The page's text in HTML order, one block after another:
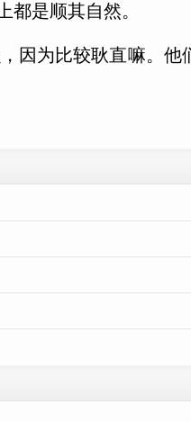
是顺其自然。
因为比较耿直嘛。他